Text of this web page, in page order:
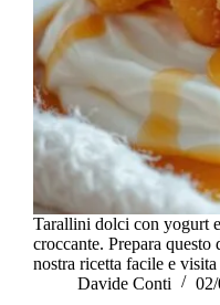
Tarallini dolci con yogurt
croccante. Prepara questo
nostra ricetta facile e
Davide Conti